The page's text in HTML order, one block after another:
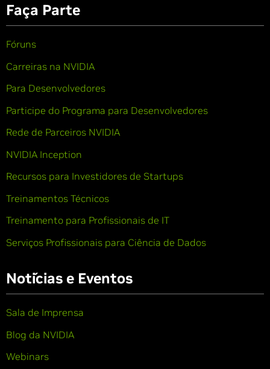
Faça Parte
Fóruns
Carreiras na NVIDIA
Para Desenvolvedores
Participe do Programa para Desenvolvedores
Rede de Parceiros NVIDIA
NVIDIA Inception
Recursos para Investidores de Startups
Treinamentos Técnicos
Treinamento para Profissionais de IT
Serviços Profissionais para Ciência de Dados
Notícias e Eventos
Sala de Imprensa
Blog da NVIDIA
Webinars